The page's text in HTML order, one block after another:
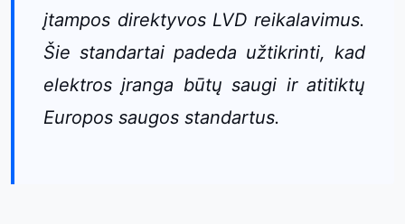
įtampos direktyvos LVD reikalavimus.
Šie standartai padeda užtikrinti, kad
elektros įranga būtų saugi ir atitiktų
Europos saugos standartus.